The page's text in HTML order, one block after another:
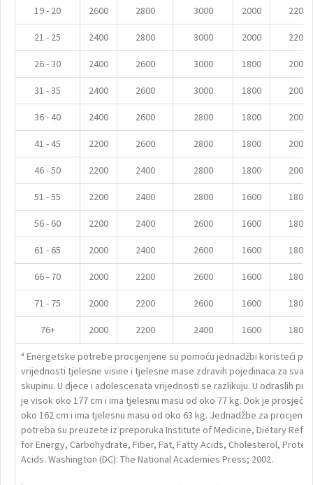
19 - 20 2600 2800 3000 2000 2200
21 - 25 2400 2800 3000 2000 2200
26 - 30 2400 2600 3000 1800 2000
31 - 35 2400 2600 3000 1800 2000
36 - 40 2400 2600 2800 1800 2000
41 - 45 2200 2600 2800 1800 2000
46 - 50 2200 2400 2800 1800 2000
51 - 55 2200 2400 2800 1600 1800
56 - 60 2200 2400 2600 1600 1800
61 - 65 2000 2400 2600 1600 1800
66 - 70 2000 2200 2600 1600 1800
71 - 75 2000 2200 2600 1600 1800
76+ 2000 2200 2400 1600 1800
a Energetske potrebe procijenjene su pomoću jednadžbi koristeći
vrijednosti tjelesne visine i tjelesne mase zdravih pojedinaca za
skupinu. U djece i adolescenata vrijednosti se razlikuju. U odraslih
je visok oko 177 cm i ima tjelesnu masu od oko 77 kg. Dok je
oko 162 cm i ima tjelesnu masu od oko 63 kg. Jednadžbe za procjenu
potreba su preuzete iz preporuka Institute of Medicine, Dietary
for Energy, Carbohydrate, Fiber, Fat, Fatty Acids, Cholesterol,
Acids. Washington (DC): The National Academies Press; 2002.